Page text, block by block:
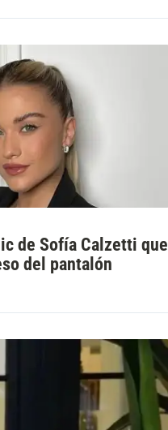
de Sofía Calzetti que
del pantalón